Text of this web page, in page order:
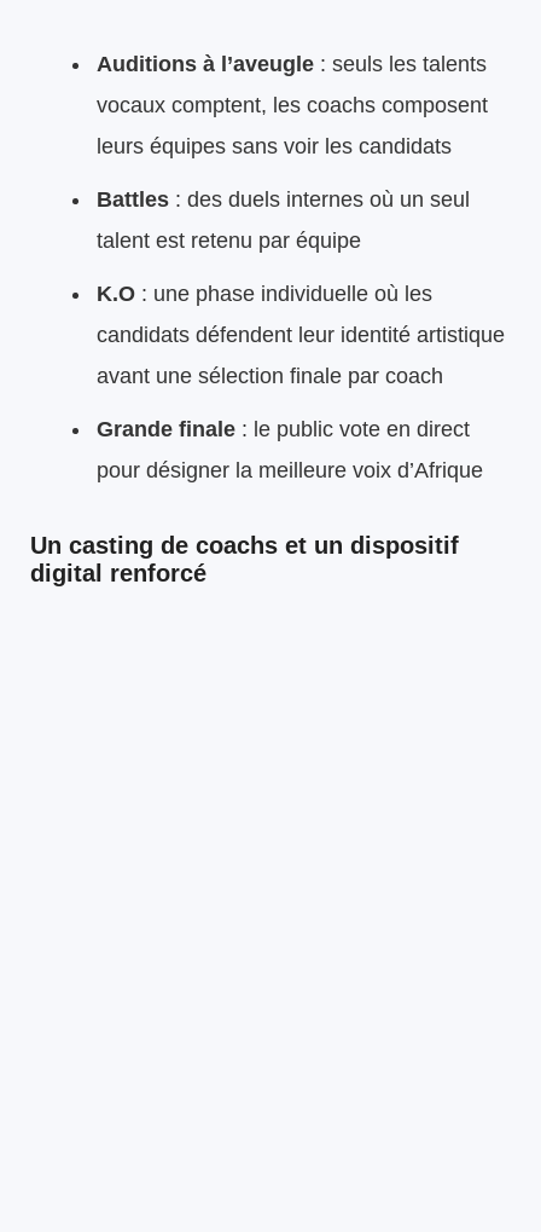
Auditions à l’aveugle : seuls les talents
vocaux comptent, les coachs composent
leurs équipes sans voir les candidats
Battles : des duels internes où un seul
talent est retenu par équipe
K.O : une phase individuelle où les
candidats défendent leur identité artistique
avant une sélection finale par coach
Grande finale : le public vote en direct
pour désigner la meilleure voix d’Afrique
Un casting de coachs et un dispositif
digital renforcé